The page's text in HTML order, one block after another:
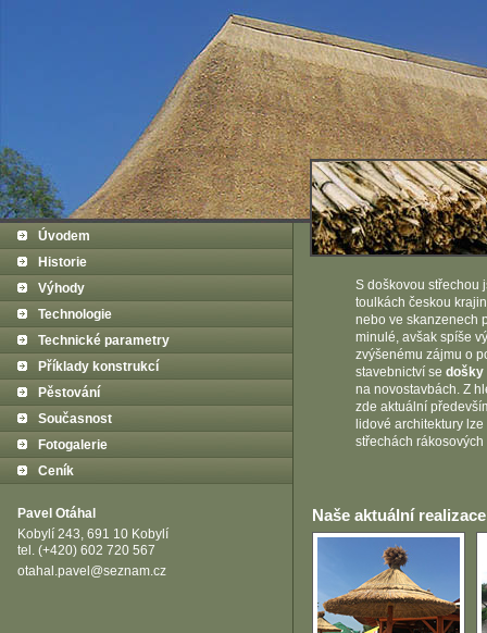
Úvodem
Historie
Výhody
Technologie
Technické parametry
Příklady konstrukcí
Pěstování
Současnost
Fotogalerie
Ceník
Pavel Otáhal
Kobylí 243, 691 10 Kobylí
tel. (+420) 602 720 567
otahal.pavel@seznam.cz
S doškovou střechou
toulkách českou
nebo ve skanzenech
minulé, avšak spíše
zvýšenému zájmu o
stavebnictví se došky
na novostavbách. Z
zde aktuální
lidové architektury
střechách
Naše aktuální